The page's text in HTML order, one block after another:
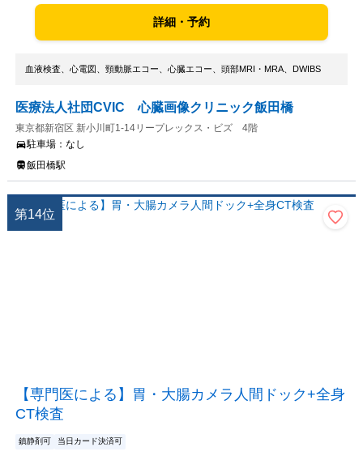
詳細・予約
血液検査、心電図、頸動脈エコー、心臓エコー、頭部MRI・MRA、DWIBS
医療法人社団CVIC 心臓画像クリニック飯田橋
東京都新宿区 新小川町1-14リープレックス・ビズ 4階
駐車場： なし
飯田橋駅
第14位
【専門医による】胃・大腸カメラ人間ドック+全身
CT検査
鎮静剤可 当日カード決済可